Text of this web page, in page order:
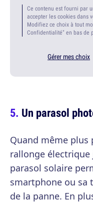
Ce contenu est fourni par
accepter les cookies dans
Modifiez ce choix à tout
Confidentialité" en bas de
Gérer mes choix
Un parasol
Quand même
rallonge électrique
parasol solaire
smartphone ou sa
de la panne. En